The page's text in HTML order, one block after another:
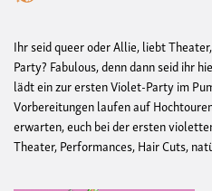
Ihr seid queer oder Allie, liebt
Party? Fabulous, denn dann seid ihr
lädt ein zur ersten Violet-Party im
Vorbereitungen laufen auf
erwarten, euch bei der ersten
Theater, Performances, Hair Cuts,